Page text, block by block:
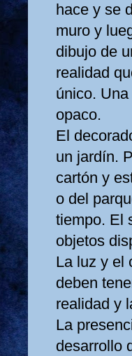
hace y se
muro y
dibujo de
realidad
único.
opaco.
El
un jardín.
cartón y
o del
tiempo. El
objetos
La luz y el
deben
realidad y
La
desarrollo